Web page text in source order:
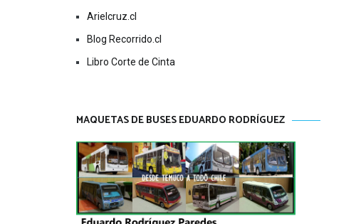
Arielcruz.cl
Blog Recorrido.cl
Libro Corte de Cinta
MAQUETAS DE BUSES EDUARDO RODRÍGUEZ